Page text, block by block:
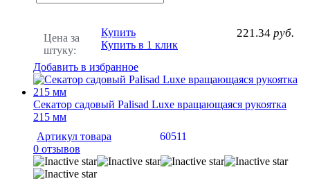
Цена за
штуку:
221.34 руб.
Купить
Купить в 1 клик
Добавить в избранное
Секатор садовый Palisad Luxe вращающаяся рукоятка
215 мм
Артикул товара
60511
0 отзывов